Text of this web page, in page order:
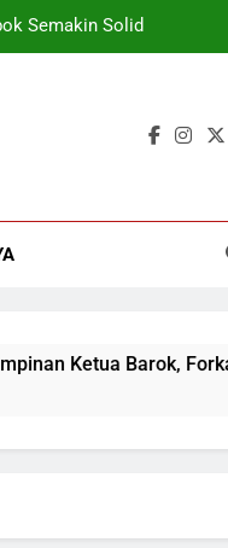
Semakin Solid
Ketua Barok, Forkabi